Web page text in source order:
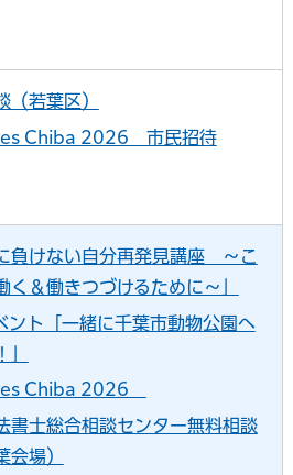
（若葉区）
Chiba 2026 市民招待
負けない自分再発見講座 ～こ
く＆働きつづけるために～」
ント「一緒に千葉市動物公園へ
」
Chiba 2026
書士総合相談センター無料相談
会場）